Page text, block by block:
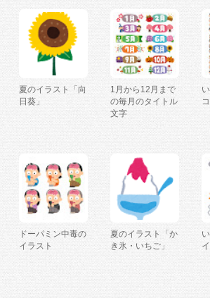
夏のイラスト「向
日葵」
1月から12月まで
の毎月のタイトル
文字
ドーパミン中毒の
イラスト
夏のイラスト「か
き氷・いちご」